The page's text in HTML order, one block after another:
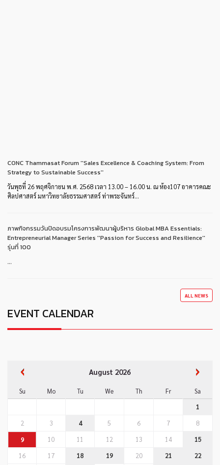
CONC Thammasat Forum ''Sales Excellence & Coaching System: From
Strategy to Sustainable Success''
วันพุธที่ 26 พฤศจิกายน พ.ศ. 2568 เวลา 13.00 – 16.00 น. ณ ห้อง107 อาคารคณะ
ศิลปศาสตร์ มหาวิทยาลัยธรรมศาสตร์ ท่าพระจันทร์...
ภาพกิจกรรมวันปิดอบรมโครงการพัฒนาผู้บริหาร Global MBA Essentials:
Entrepreneurial Manager Series ''Passion for Success and Resilience''
รุ่นที่ 100
...
ALL NEWS
EVENT CALENDAR
August 2026
Su Mo Tu We Th Fr
Sa
1
2
3 4 5 6 7
8
9
10 11 12 13 14
15
16
17 18 19 20 21
22